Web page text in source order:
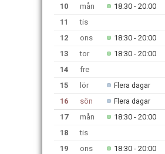
10 mån 18:30 - 20:00
11
tis
12
ons 18:30 - 20:00
13
tor 18:30 - 20:00
14
fre
15
lör Flera dagar
16
sön Flera dagar
17 mån 18:30 - 20:00
18
tis
19
ons 18:30 - 20:00